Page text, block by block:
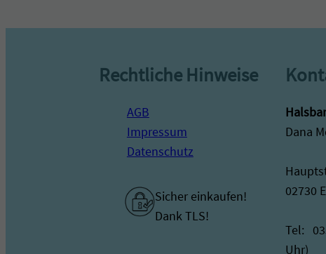
Rechtliche Hinweise
AGB
Impressum
Datenschutz
Sicher einkaufen!
Dank TLS!
Dana
02730
Tel:
Uhr)